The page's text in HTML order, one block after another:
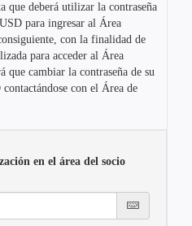
que deberá utilizar la contraseña
para ingresar al Área
con la finalidad de
para acceder al Área
que cambiar la contraseña de su
con el Área de
en el área del socio